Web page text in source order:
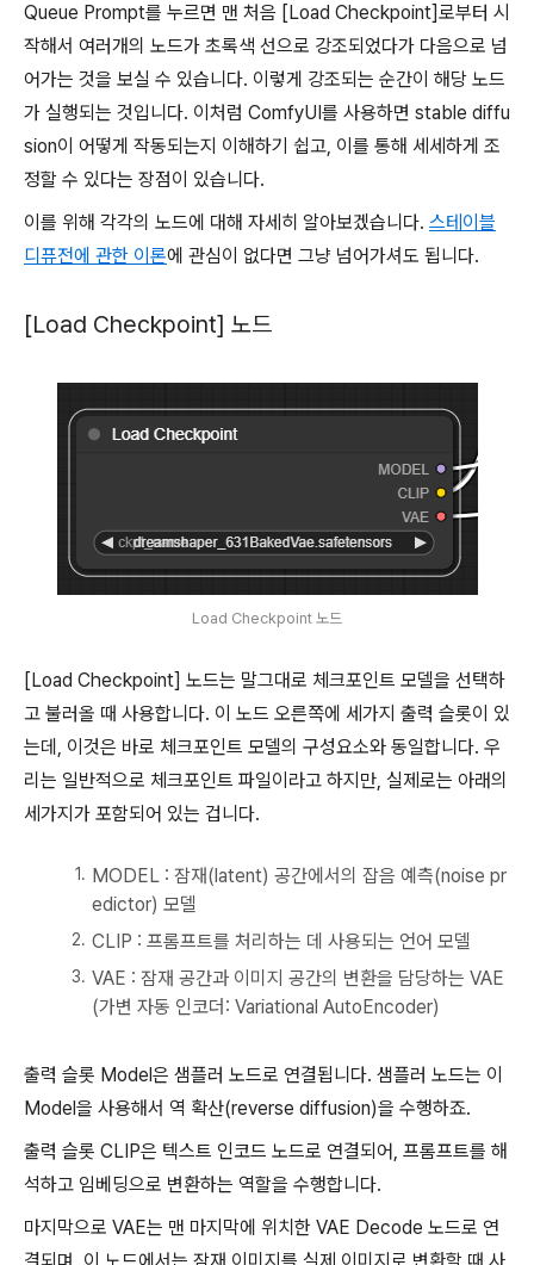
Queue Prompt를 누르면 맨 처음 [Load Checkpoint]로부터 시
작해서 여러개의 노드가 초록색 선으로 강조되었다가 다음으로 넘
어가는 것을 보실 수 있습니다. 이렇게 강조되는 순간이 해당 노드
가 실행되는 것입니다. 이처럼 ComfyUI를 사용하면 stable diffu
sion이 어떻게 작동되는지 이해하기 쉽고, 이를 통해 세세하게 조
정할 수 있다는 장점이 있습니다.
이를 위해 각각의 노드에 대해 자세히 알아보겠습니다. 스테이블
디퓨전에 관한 이론에 관심이 없다면 그냥 넘어가셔도 됩니다.
[Load Checkpoint] 노드
Load Checkpoint 노드
[Load Checkpoint] 노드는 말그대로 체크포인트 모델을 선택하
고 불러올 때 사용합니다. 이 노드 오른쪽에 세가지 출력 슬롯이 있
는데, 이것은 바로 체크포인트 모델의 구성요소와 동일합니다. 우
리는 일반적으로 체크포인트 파일이라고 하지만, 실제로는 아래의
세가지가 포함되어 있는 겁니다.
MODEL : 잠재(latent) 공간에서의 잡음 예측(noise pr
edictor) 모델
CLIP : 프롬프트를 처리하는 데 사용되는 언어 모델
VAE : 잠재 공간과 이미지 공간의 변환을 담당하는 VAE
(가변 자동 인코더: Variational AutoEncoder)
출력 슬롯 Model은 샘플러 노드로 연결됩니다. 샘플러 노드는 이
Model을 사용해서 역 확산(reverse diffusion)을 수행하죠.
출력 슬롯 CLIP은 텍스트 인코드 노드로 연결되어, 프롬프트를 해
석하고 임베딩으로 변환하는 역할을 수행합니다.
마지막으로 VAE는 맨 마지막에 위치한 VAE Decode 노드로 연